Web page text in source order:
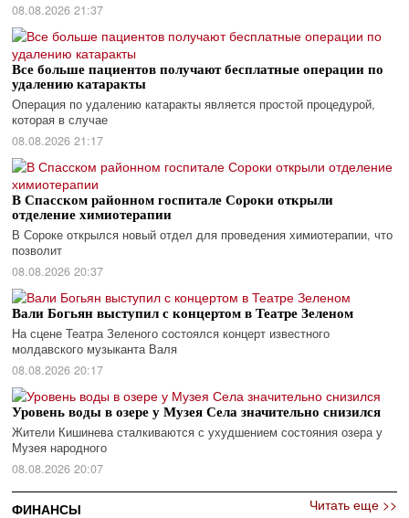
08.08.2026 21:37
Все больше пациентов получают бесплатные операции по
удалению катаракты
Операция по удалению катаракты является простой процедурой,
которая в случае
08.08.2026 21:17
В Спасском районном госпитале Сороки открыли
отделение химиотерапии
В Сороке открылся новый отдел для проведения химиотерапии, что
позволит
08.08.2026 20:37
Вали Богьян выступил с концертом в Театре Зеленом
На сцене Театра Зеленого состоялся концерт известного
молдавского музыканта Валя
08.08.2026 20:17
Уровень воды в озере у Музея Села значительно снизился
Жители Кишинева сталкиваются с ухудшением состояния озера у
Музея народного
08.08.2026 20:07
ФИНАНСЫ Читать еще >>